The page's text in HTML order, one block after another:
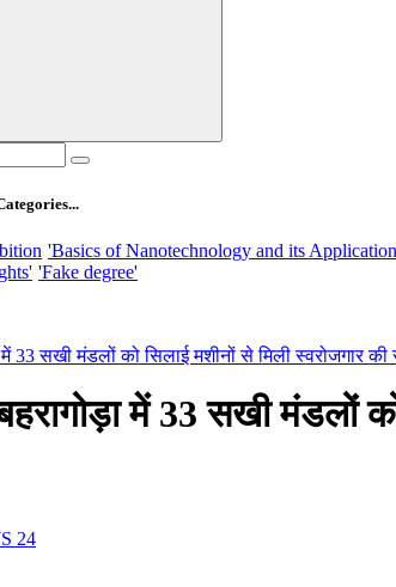
'Basics of Nanotechnology and its
'Fake degree'
33 सखी मंडलों को सिलाई मशीनों से मिली स्वरोजगार की
में 33 सखी मंडलों
24